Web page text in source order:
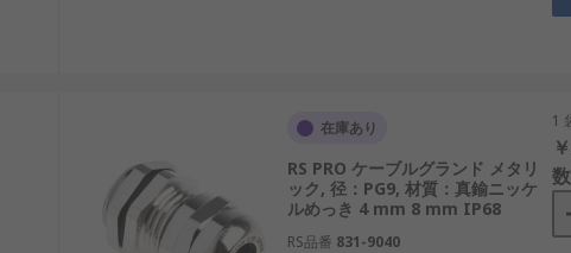
ンドは、化学工場や石油精製所で爆発リスクを低減します。
グランドは過酷な環境下でも長期間安定稼働が可能です。
在します。
ル効果が得られません。
在庫あり
RS PRO ケーブルグランド メタリ
ック, 径：PG9, 材質：真鍮ニッケ
ルめっき 4 mm 8 mm IP68
RS品番 831-9040
1